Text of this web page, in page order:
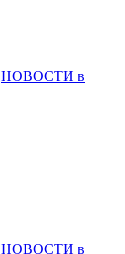
НОВОСТИ в
НОВОСТИ в